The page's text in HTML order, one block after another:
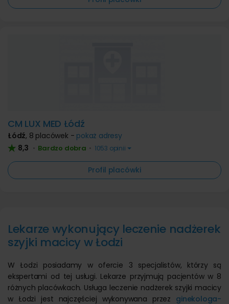
CM LUX MED Łódź
Łódź, 8 placówek - pokaż adresy
8,3 • Bardzo dobra • 1053 opinii
Profil placówki
Lekarze wykonujący leczenie nadżerek
szyjki macicy w Łodzi
W Łodzi posiadamy w ofercie 3 specjalistów, którzy są
ekspertami od tej usługi. Lekarze przyjmują pacjentów w 8
różnych placówkach. Usługa leczenie nadżerek szyjki macicy
w Łodzi jest najczęściej wykonywana przez ginekologa-